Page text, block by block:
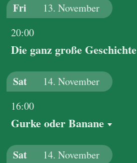
Fri 13. November
20:00
Die ganz große Geschichte
Sat 14. November
16:00
Gurke oder Banane
Sat 14. November